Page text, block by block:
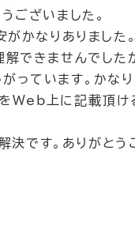
ございました。
かなりありました。
できませんでした
っています。かな
Web上に記載頂け
です。ありがとう